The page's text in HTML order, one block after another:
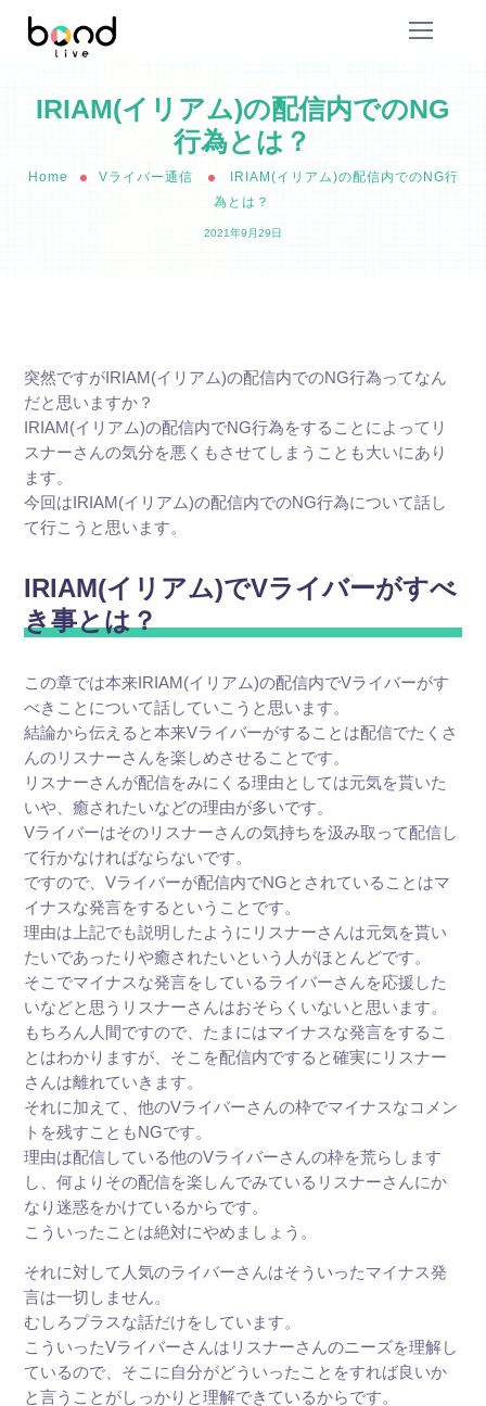
IRIAM(イリアム)の配信内でのNG
行為とは？
Home Vライバー通信
IRIAM(イリアム)の配信内でのNG行
為とは？
2021年9月29日
突然ですがIRIAM(イリアム)の配信内でのNG行為ってなん
だと思いますか？
IRIAM(イリアム)の配信内でNG行為をすることによってリ
スナーさんの気分を悪くもさせてしまうことも大いにあり
ます。
今回はIRIAM(イリアム)の配信内でのNG行為について話し
て行こうと思います。
IRIAM(イリアム)でVライバーがすべ
き事とは？
この章では本来IRIAM(イリアム)の配信内でVライバーがす
べきことについて話していこうと思います。
結論から伝えると本来Vライバーがすることは配信でたくさ
んのリスナーさんを楽しめさせることです。
リスナーさんが配信をみにくる理由としては元気を貰いた
いや、癒されたいなどの理由が多いです。
Vライバーはそのリスナーさんの気持ちを汲み取って配信し
て行かなければならないです。
ですので、Vライバーが配信内でNGとされていることはマ
イナスな発言をするということです。
理由は上記でも説明したようにリスナーさんは元気を貰い
たいであったりや癒されたいという人がほとんどです。
そこでマイナスな発言をしているライバーさんを応援した
いなどと思うリスナーさんはおそらくいないと思います。
もちろん人間ですので、たまにはマイナスな発言をするこ
とはわかりますが、そこを配信内ですると確実にリスナー
さんは離れていきます。
それに加えて、他のVライバーさんの枠でマイナスなコメン
トを残すこともNGです。
理由は配信している他のVライバーさんの枠を荒らします
し、何よりその配信を楽しんでみているリスナーさんにか
なり迷惑をかけているからです。
こういったことは絶対にやめましょう。
それに対して人気のライバーさんはそういったマイナス発
言は一切しません。
むしろプラスな話だけをしています。
こういったVライバーさんはリスナーさんのニーズを理解し
ているので、そこに自分がどういったことをすれば良いか
と言うことがしっかりと理解できているからです。